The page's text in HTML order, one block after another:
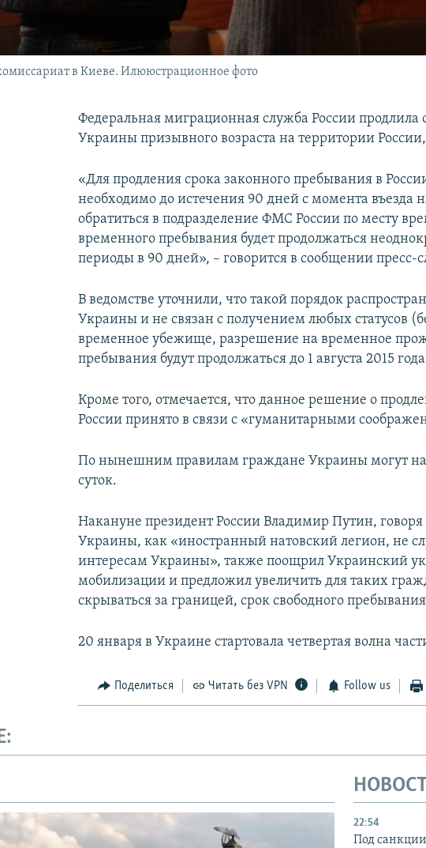
в Киеве. Илююстрационное фото
Федеральная миграционная служба России
Украины призывного возраста на территории
«Для продления срока законного пребывания в
необходимо до истечения 90 дней с момента въезда
обратиться в подразделение ФМС России по месту
временного пребывания будет продолжаться
периоды в 90 дней», – говорится в сообщении
В ведомстве уточнили, что такой порядок
Украины и не связан с получением любых статусов
временное убежище, разрешение на временное
пребывания будут продолжаться до 1 августа 2015
Кроме того, отмечается, что данное решение о
России принято в связи с «гуманитарными
По нынешним правилам граждане Украины могут
суток.
Накануне президент России Владимир Путин,
Украины, как «иностранный натовский легион, не
интересам Украины», также поощрил Украинский
мобилизации и предложил увеличить для таких
скрываться за границей, срок свободного
20 января в Украине стартовала четвертая волна
Поделиться Читать без VPN Follow us
22:54
Под